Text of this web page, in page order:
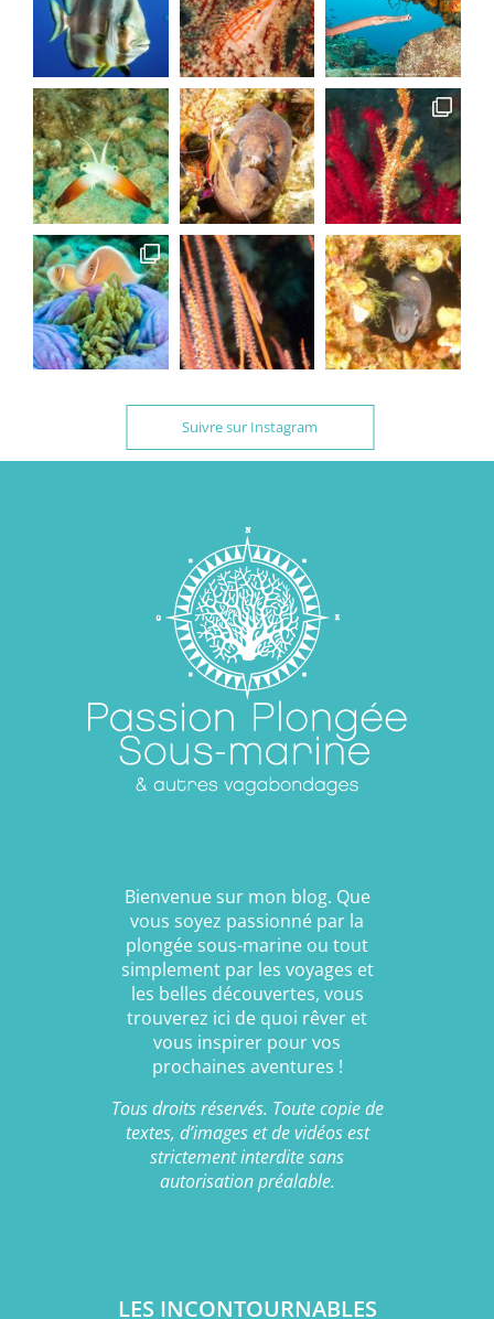
Suivre sur Instagram
Bienvenue sur mon blog. Que
vous soyez passionné par la
plongée sous-marine ou tout
simplement par les voyages et
les belles découvertes, vous
trouverez ici de quoi rêver et
vous inspirer pour vos
prochaines aventures !
Tous droits réservés. Toute copie de
textes, d’images et de vidéos est
strictement interdite sans
autorisation préalable.
LES INCONTOURNABLES